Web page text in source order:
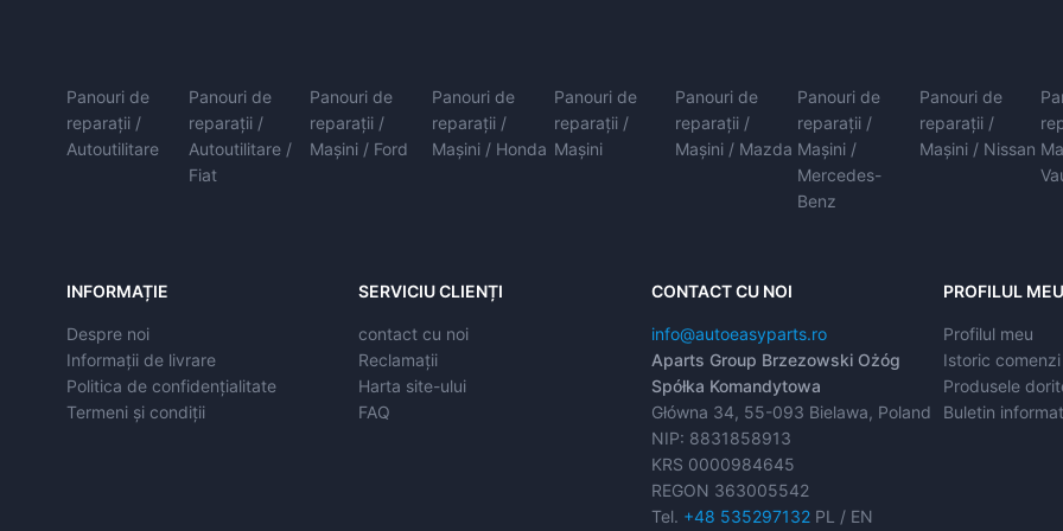
Panouri de
reparații /
Autoutilitare
Panouri de
reparații /
Autoutilitare /
Fiat
Panouri de
reparații /
Mașini / Ford
Panouri de
reparații /
Mașini / Honda
Panouri de
reparații /
Mașini
Panouri de
reparații /
Mașini / Mazda
Panouri de
reparații /
Mașini /
Mercedes-
Benz
Panouri de
reparații /
Mașini / Nissan
INFORMAȚIE
Despre noi
Informații de livrare
Politica de confidențialitate
Termeni și condiții
SERVICIU CLIENȚI
contact cu noi
Reclamații
Harta site-ului
FAQ
CONTACT CU NOI
info@autoeasyparts.ro
Aparts Group Brzezowski Ożóg
Spółka Komandytowa
Główna 34, 55-093 Bielawa, Poland
NIP: 8831858913
KRS 0000984645
REGON 363005542
Tel. +48 535297132PL / EN
PROFILUL MEU
Profilul meu
Istoric comenzi
Produsele
Buletin